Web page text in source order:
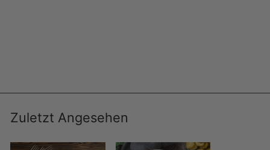
Zuletzt Angesehen